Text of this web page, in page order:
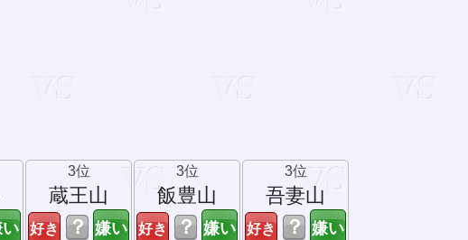
3位
蔵王山
？
3位
飯豊山
？
3位
吾妻山
？